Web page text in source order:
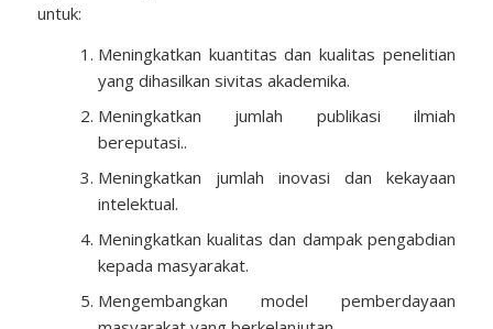
untuk:
Meningkatkan kuantitas dan kualitas penelitian
yang dihasilkan sivitas akademika.
Meningkatkan jumlah publikasi ilmiah
bereputasi..
Meningkatkan jumlah inovasi dan kekayaan
intelektual.
Meningkatkan kualitas dan dampak pengabdian
kepada masyarakat.
Mengembangkan model pemberdayaan